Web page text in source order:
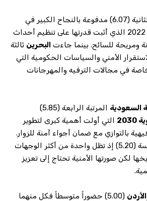
في المرتبة الثانية (6.07) مدفوعة بالنجاح الكبير في
استضافة كأس العالم 2022 الذي أثبت قدرتها على تنظيم أحداث
ومريحة للسائح. بينما جاءت البحرين ثالثة
الأمني والسياسات الحكومية التي
في مجالات الترفيه والمهرجانات
السعودية
المرتبة الرابعة (5.85)
2030
التي أولت أهمية كبرى لتطوير
بالتوازي مع ضمان أجواء آمنة للزوار.
فجاءت خامسة (5.20) إذ تظل واحدة من أكثر الوجهات
لكن صورتها الأمنية تحتاج إلى تعزيز
الأردن
(5.00) حضوراً متوسطاً فكل منهما